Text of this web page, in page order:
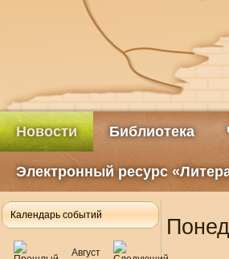
Новости Библиотека
Электронный ресурс
Календарь событий
Август